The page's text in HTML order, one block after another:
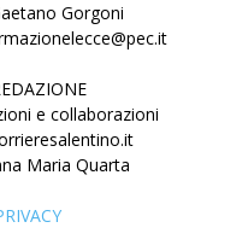
Gorgoni
e collaborazioni
Maria Quarta